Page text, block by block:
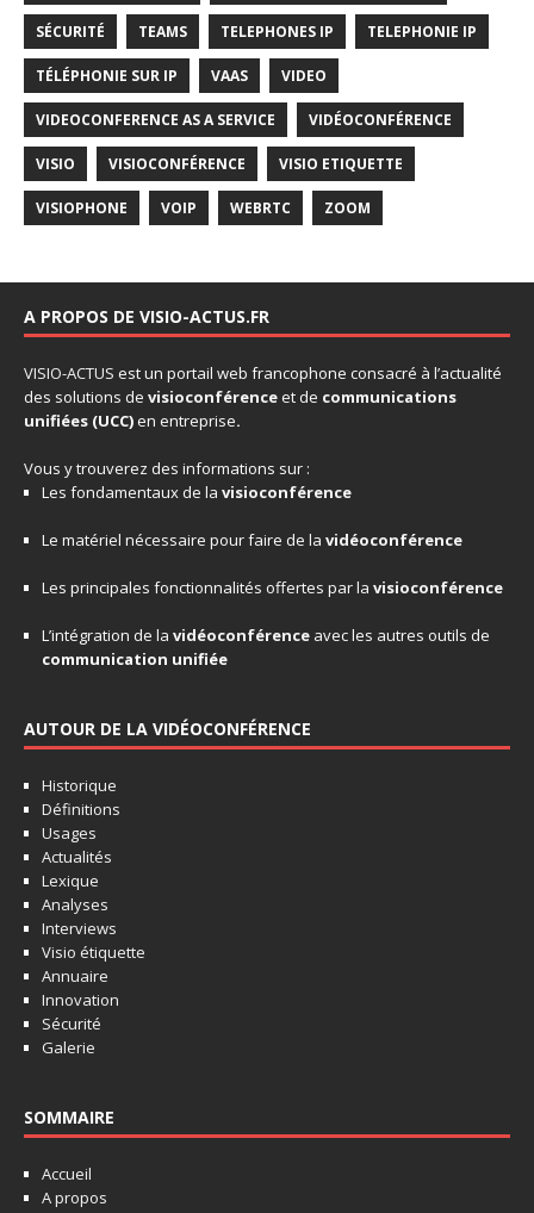
SÉCURITÉ TEAMS TELEPHONES IP TELEPHONIE IP
TÉLÉPHONIE SUR IP VAAS VIDEO
VIDEOCONFERENCE AS A SERVICE VIDÉOCONFÉRENCE
VISIO VISIOCONFÉRENCE VISIO ETIQUETTE
VISIOPHONE VOIP WEBRTC ZOOM
A PROPOS DE VISIO-ACTUS.FR
VISIO-ACTUS est un portail web francophone consacré à l’actualité
des solutions de visioconférenceet de communications
unifiées (UCC)en entreprise.
Vous y trouverez des informations sur :
Les fondamentaux de la visioconférence
Le matériel nécessaire pour faire de la vidéoconférence
Les principales fonctionnalités offertes par la visioconférence
L’intégration de la vidéoconférence avec les autres outils de
communication unifiée
AUTOUR DE LA VIDÉOCONFÉRENCE
Historique
Définitions
Usages
Actualités
Lexique
Analyses
Interviews
Visio étiquette
Annuaire
Innovation
Sécurité
Galerie
SOMMAIRE
Accueil
A propos